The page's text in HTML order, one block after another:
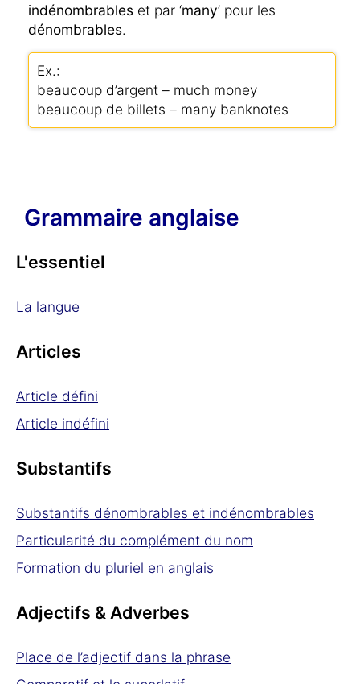
indénombrables et par ‘many’ pour les
dénombrables.
Ex.:
beaucoup d’argent – much money
beaucoup de billets – many banknotes
Grammaire anglaise
L'essentiel
La langue
Articles
Article défini
Article indéfini
Substantifs
Substantifs dénombrables et indénombrables
Particularité du complément du nom
Formation du pluriel en anglais
Adjectifs & Adverbes
Place de l’adjectif dans la phrase